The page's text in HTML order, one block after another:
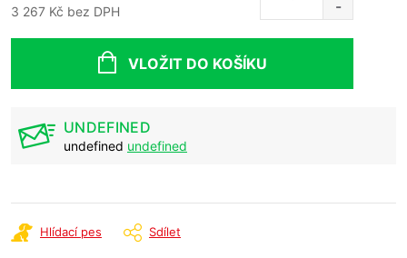
3 267 Kč bez DPH
VLOŽIT DO KOŠÍKU
UNDEFINED
undefined undefined
Hlídací pes Sdílet